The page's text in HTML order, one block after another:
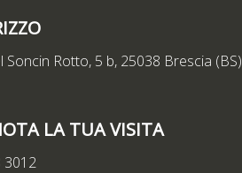
Soncin Rotto, 5 b, 25038 Brescia (BS)
LA TUA VISITA
3012